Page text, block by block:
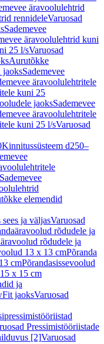
äravoolulehtrid
rennideleVaruosad
Sademevee
äravoolulehtrid kuni
25 l/sVaruosad
Aurutõkke
jaoksSademevee
äravoolulehtritele
kuni 25
jaoksSademevee
äravoolulehtritele
kuni 25 l/sVaruosad
Kinnitussüsteem d250–
Sademevee
elemendid
ja väljasVaruosad
rõdudele ja
rõdudele ja
13 x 13 cmPõranda
cmPõrandasissevoolud
x 15 cm
ja
jaoksVaruosad
Pressimistööriistade
[2]Varuosad